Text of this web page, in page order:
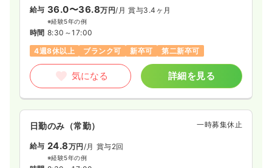
給与 36.0〜36.8万円/月 賞与3.4ヶ月
※経験5年の例
時間 8:30～17:00
4週8休以上
ブランク可 新卒可 第二新卒可
気になる 詳細を見る
日勤のみ（常勤） 一時募集休止
給与 24.8万円 /月 賞与2回
※経験5年の例